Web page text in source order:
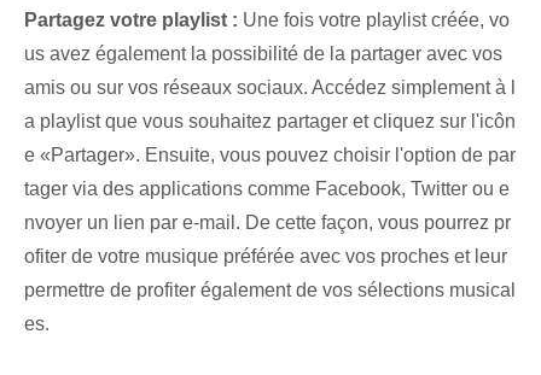
Partagez votre playlist : Une fois votre playlist créée, vo
us avez également la possibilité de la partager avec vos
amis ou sur vos réseaux sociaux. Accédez simplement à l
a ⁢playlist que vous souhaitez partager et cliquez sur l'icôn
e «Partager».⁣ Ensuite, vous pouvez choisir l'option de par
tager via des applications comme Facebook,⁢ Twitter ou e
nvoyer un lien par e-mail. De cette façon, vous pourrez pr
ofiter de votre musique préférée avec vos proches et leur
permettre de profiter également de vos sélections musical
es.